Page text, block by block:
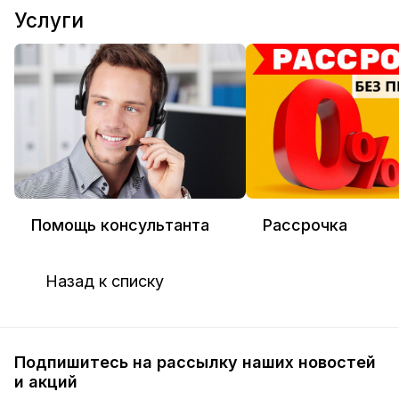
Услуги
Помощь консультанта Рассрочка
Назад к списку
Подпишитесь на рассылку наших новостей
и акций